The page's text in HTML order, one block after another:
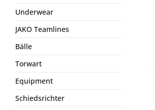
Underwear
JAKO Teamlines
Bälle
Torwart
Equipment
Schiedsrichter